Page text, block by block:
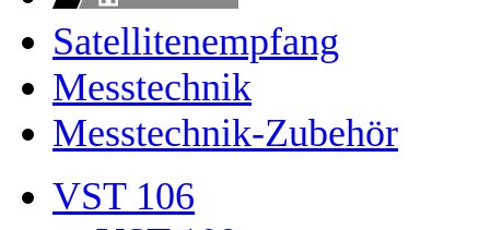
Satellitenempfang
Messtechnik
Messtechnik-Zubehör
VST 106